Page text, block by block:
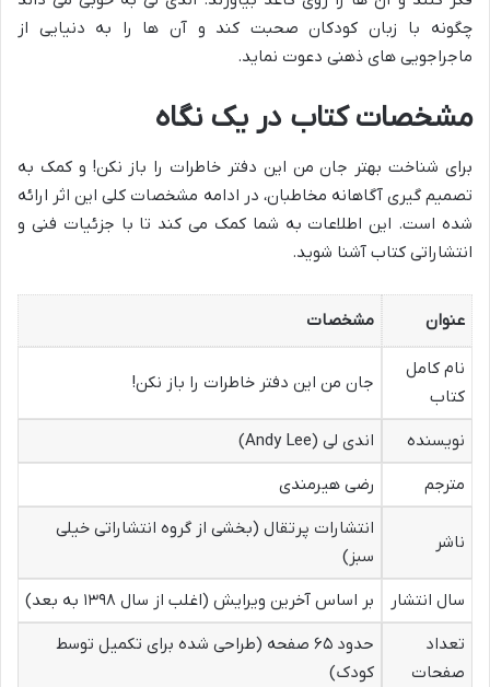
چگونه با زبان کودکان صحبت کند و آن ها را به دنیایی از
ماجراجویی های ذهنی دعوت نماید.
مشخصات کتاب در یک نگاه
برای شناخت بهتر جان من این دفتر خاطرات را باز نکن! و کمک به
تصمیم گیری آگاهانه مخاطبان، در ادامه مشخصات کلی این اثر ارائه
شده است. این اطلاعات به شما کمک می کند تا با جزئیات فنی و
انتشاراتی کتاب آشنا شوید.
عنوان مشخصات
نام کامل
کتاب
جان من این دفتر خاطرات را باز نکن!
نویسنده
اندی لی (Andy Lee)
مترجم
رضی هیرمندی
ناشر
انتشارات پرتقال (بخشی از گروه انتشاراتی خیلی
سبز)
سال انتشار
بر اساس آخرین ویرایش (اغلب از سال ۱۳۹۸ به بعد)
تعداد
صفحات
حدود ۶۵ صفحه (طراحی شده برای تکمیل توسط
کودک)